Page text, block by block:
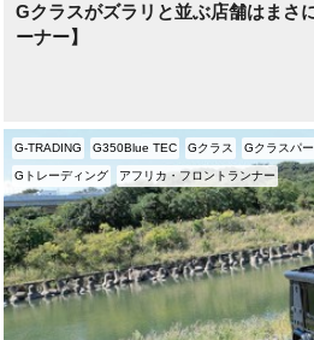
Gクラスがズラリと並ぶ店舗はまさ
ーナー】
G-TRADING G350Blue TEC Gクラス Gクラスパ
Gトレーディング アフリカ・フロントランナー